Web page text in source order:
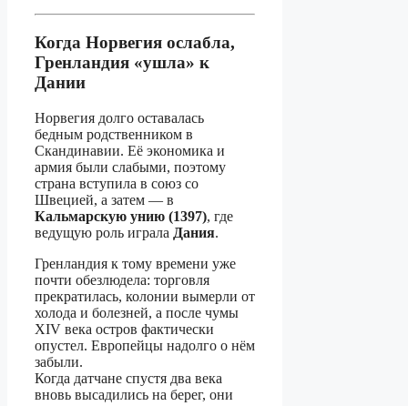
Когда Норвегия ослабла,
Гренландия «ушла» к
Дании
Норвегия долго оставалась
бедным родственником в
Скандинавии. Её экономика и
армия были слабыми, поэтому
страна вступила в союз со
Швецией, а затем — в
Кальмарскую унию (1397), где
ведущую роль играла Дания.
Гренландия к тому времени уже
почти обезлюдела: торговля
прекратилась, колонии вымерли от
холода и болезней, а после чумы
XIV века остров фактически
опустел. Европейцы надолго о нём
забыли.
Когда датчане спустя два века
вновь высадились на берег, они